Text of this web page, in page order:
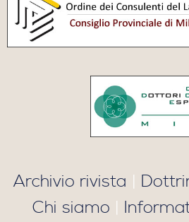
Archivio rivista |
Chi siamo |